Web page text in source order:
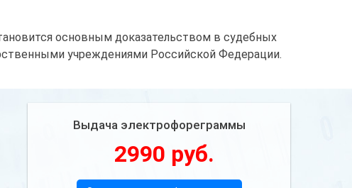
основным доказательством в судебных
учреждениями Российской Федерации.
Выдача электрофореграммы
2990 руб.